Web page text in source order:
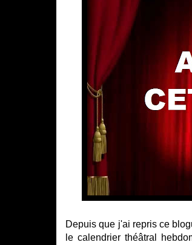
Depuis que j'ai repris ce
le calendrier théâtral